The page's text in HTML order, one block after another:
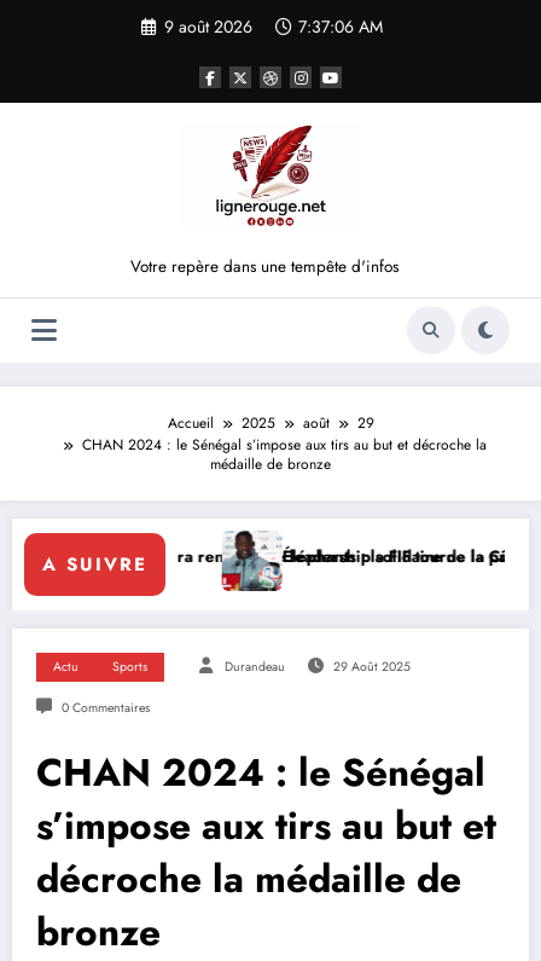
9 août 2026 7:37:06 AM
Votre repère dans une tempête d'infos
Accueil 2025 août
29
CHAN 2024 : le Sénégal s’impose aux tirs au but et décroche la
médaille de bronze
A SUIVRE
renforce le leadership solidaire de la Côte d’Ivoire en Afrique
Éléphants : la FIF tourne la page Emerse Faé
Actu Sports Durandeau 29 Août 2025
0 Commentaires
CHAN 2024 : le Sénégal
s’impose aux tirs au but et
décroche la médaille de
bronze